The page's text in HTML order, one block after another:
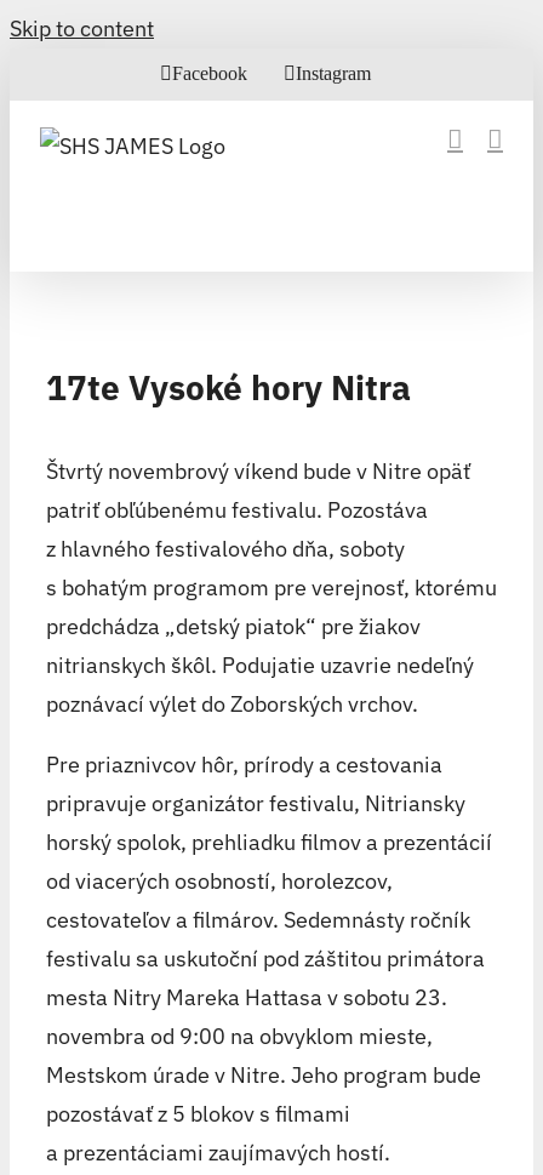
Skip to content
Facebook Instagram
17te Vysoké hory Nitra
Štvrtý novembrový víkend bude v Nitre opäť
patriť obľúbenému festivalu. Pozostáva
z hlavného festivalového dňa, soboty
s bohatým programom pre verejnosť, ktorému
predchádza „detský piatok“ pre žiakov
nitrianskych škôl. Podujatie uzavrie nedeľný
poznávací výlet do Zoborských vrchov.
Pre priaznivcov hôr, prírody a cestovania
pripravuje organizátor festivalu, Nitriansky
horský spolok, prehliadku filmov a prezentácií
od viacerých osobností, horolezcov,
cestovateľov a filmárov. Sedemnásty ročník
festivalu sa uskutoční pod záštitou primátora
mesta Nitry Mareka Hattasa v sobotu 23.
novembra od 9:00 na obvyklom mieste,
Mestskom úrade v Nitre. Jeho program bude
pozostávať z 5 blokov s filmami
a prezentáciami zaujímavých hostí.